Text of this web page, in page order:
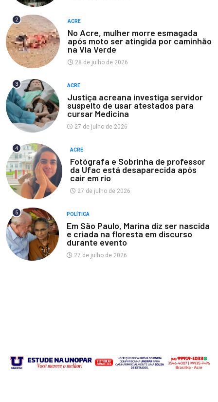
2 ACRE
No Acre, mulher morre esmagada
após moto ser atingida por caminhão
na Via Verde
28 de julho de 2026
3 ACRE
Justiça acreana investiga servidor
suspeito de usar atestados para
cursar Medicina
27 de julho de 2026
4 ACRE
Fotógrafa e Sobrinha de professor
da Ufac está desaparecida após
cair em rio
27 de julho de 2026
5 POLÍTICA
Em São Paulo, Marina diz ser nascida
e criada na floresta em discurso
durante evento
27 de julho de 2026